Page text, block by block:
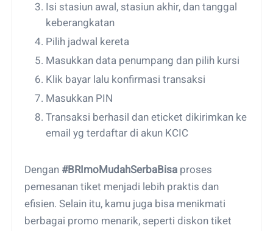
Isi stasiun awal, stasiun akhir, dan tanggal
keberangkatan
Pilih jadwal kereta
Masukkan data penumpang dan pilih kursi
Klik bayar lalu konfirmasi transaksi
Masukkan PIN
Transaksi berhasil dan eticket dikirimkan ke
email yg terdaftar di akun KCIC
Dengan #BRImoMudahSerbaBisa proses
pemesanan tiket menjadi lebih praktis dan
efisien. Selain itu, kamu juga bisa menikmati
berbagai promo menarik, seperti diskon tiket